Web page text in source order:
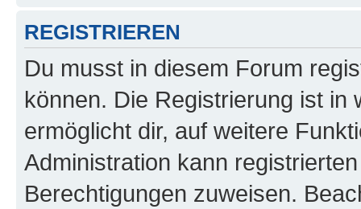
REGISTRIEREN
Du musst in diesem Forum
können. Die Registrierung ist in
ermöglicht dir, auf weitere
Administration kann
Berechtigungen zuweisen.